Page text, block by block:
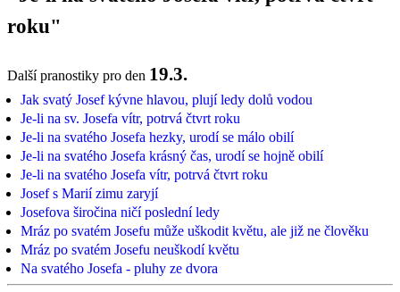
roku"
Další pranostiky pro den 19.3.
Jak svatý Josef kývne hlavou, plují ledy dolů vodou
Je-li na sv. Josefa vítr, potrvá čtvrt roku
Je-li na svatého Josefa hezky, urodí se málo obilí
Je-li na svatého Josefa krásný čas, urodí se hojně obilí
Je-li na svatého Josefa vítr, potrvá čtvrt roku
Josef s Marií zimu zaryjí
Josefova širočina ničí poslední ledy
Mráz po svatém Josefu může uškodit květu, ale již ne člověku
Mráz po svatém Josefu neuškodí květu
Na svatého Josefa - pluhy ze dvora